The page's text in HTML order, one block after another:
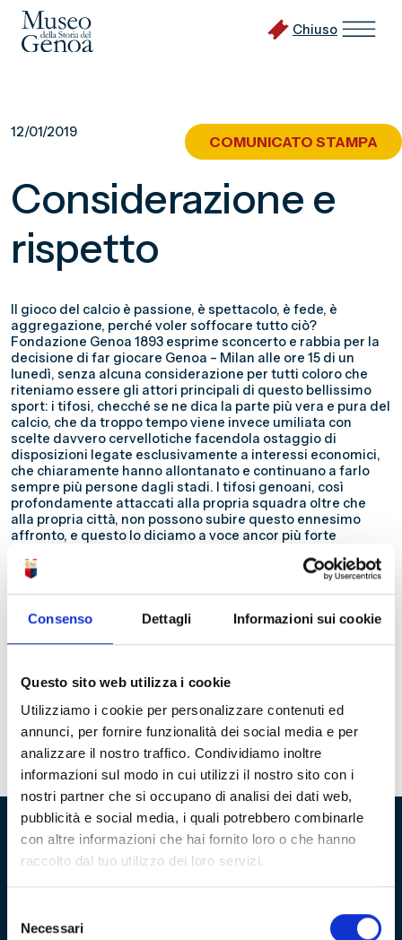
Consenso Dettagli Informazioni sui cookie
Questo sito web utilizza i cookie
Utilizziamo i cookie per personalizzare contenuti ed
annunci, per fornire funzionalità dei social media e per
analizzare il nostro traffico. Condividiamo inoltre
informazioni sul modo in cui utilizzi il nostro sito con i
nostri partner che si occupano di analisi dei dati web,
pubblicità e social media, i quali potrebbero combinarle
con altre informazioni che hai fornito loro o che hanno
raccolto dal tuo utilizzo dei loro servizi.
delNecessari
Chiuso
12/01/2019
COMUNICATO STAMPA
Considerazione e
rispetto
Il gioco del calcio è passione, è spettacolo, è fede, è
aggregazione, perché voler soffocare tutto ciò?
Fondazione Genoa 1893 esprime sconcerto e rabbia per la
decisione di far giocare Genoa – Milan alle ore 15 di un
lunedì, senza alcuna considerazione per tutti coloro che
riteniamo essere gli attori principali di questo bellissimo
sport: i tifosi, checché se ne dica la parte più vera e pura del
calcio, che da troppo tempo viene invece umiliata con
scelte davvero cervellotiche facendola ostaggio di
disposizioni legate esclusivamente a interessi economici,
che chiaramente hanno allontanato e continuano a farlo
sempre più persone dagli stadi. I tifosi genoani, così
profondamente attaccati alla propria squadra oltre che
alla propria città, non possono subire questo ennesimo
affronto, e questo lo diciamo a voce ancor più forte
fortissime motivazioni umane e sentimentali,
rappresentano anche criticità logistiche che renderebbero
certamente difficile raggiungere lo Stadio Ferraris a
maggior ragione in considerazione dell’orario pomeridiano
di un giorno feriale. Chiediamo di cancellare questo
scempio e riesaminare la situazione ripristinando quindi
possessori di biglietto ma anche spettatori televisivi, di
disputarsi all’alba in un luogo isolato bensì è tripudio,
emozioni, identità, gioia, emozioni, da vivere insieme agli
altri, allo stadio.
Fondazione Genoa 1893 ETS